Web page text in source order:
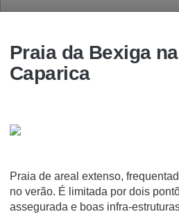
Praia da Bexiga
Caparica
Praia de areal extenso,
no verão. É limitada por dois
assegurada e boas infra-